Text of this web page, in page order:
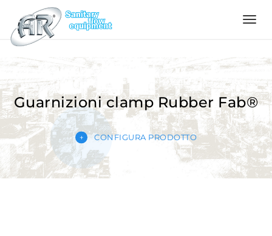
Language
Home
Azienda
Prodotti
Guarnizioni clamp Rubber Fab®
CONFIGURA PRODOTTO